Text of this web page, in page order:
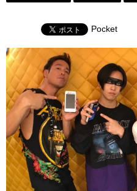
Pocket